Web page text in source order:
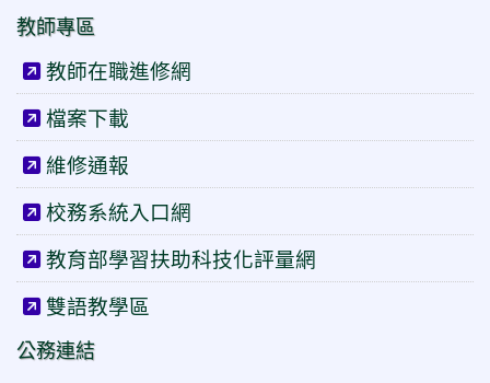
教師專區
教師在職進修網
檔案下載
維修通報
校務系統入口網
教育部學習扶助科技化評量網
雙語教學區
公務連結